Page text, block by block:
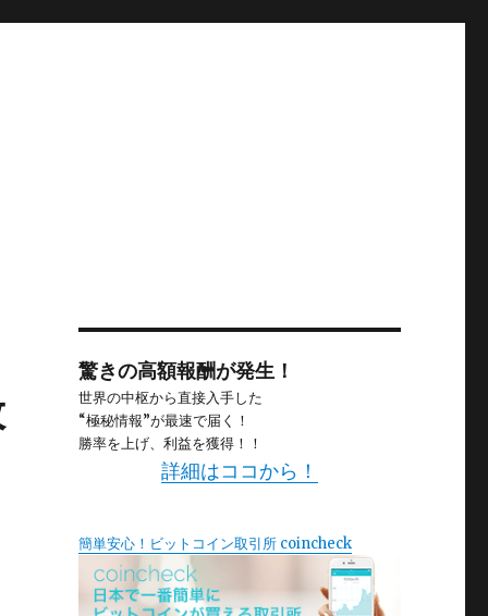
驚きの高額報酬が発生！
世界の中枢から直接入手した
“極秘情報”が最速で届く！
勝率を上げ、利益を獲得！！
詳細はココから！
簡単安心！ビットコイン取引所 coincheck